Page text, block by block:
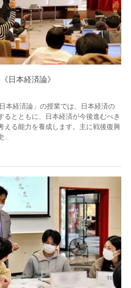
日本経済論》
本経済論」の授業では、日本経済の
るとともに、日本経済が今後進むべき
える能力を養成します。主に戦後復興